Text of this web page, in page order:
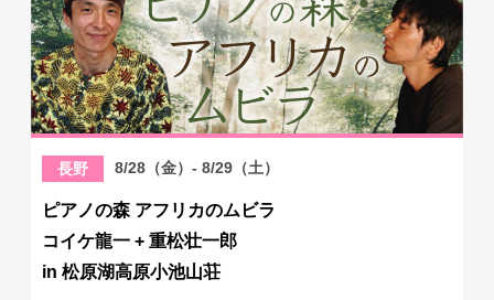
長野 8/28（金）- 8/29（土）
ピアノの森 アフリカのムビラ
コイケ龍一 + 重松壮一郎
in 松原湖高原小池山荘